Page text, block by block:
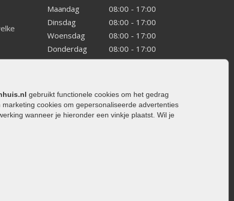
gebruikt functionele cookies om het gedrag
cookies om gepersonaliseerde advertenties
wanneer je hieronder een vinkje plaatst. Wil je
Maandag
08:00 - 17:00
Dinsdag
08:00 - 17:00
Woensdag
08:00 - 17:00
Donderdag
08:00 - 17:00
Vrijdag
08:00 - 17:00